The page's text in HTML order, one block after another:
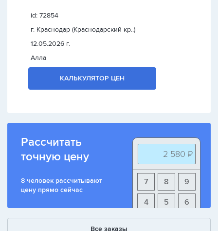
id: 72854
г. Краснодар (Краснодарский кр..)
12.05.2026 г.
Алла
КАЛЬКУЛЯТОР ЦЕН
Рассчитать
точную цену
8 человек рассчитывают
цену прямо сейчас
2 580 ₽
9
8
7
6
5
4
Все заказы